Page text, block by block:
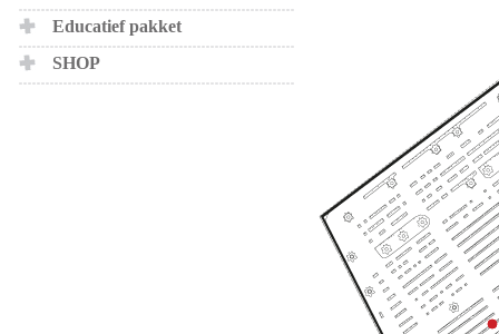
Educatief pakket
SHOP